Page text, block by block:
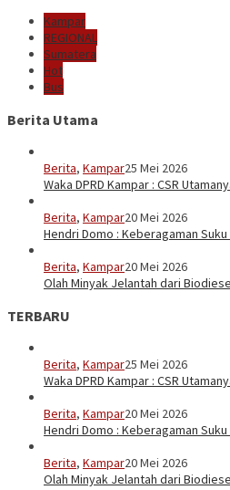
Kampar
REGIONAL
Sumatera
Hot
Bus
Berita Utama
Berita, Kampar25 Mei 2026
Waka DPRD Kampar : CSR
Berita, Kampar20 Mei 2026
Hendri Domo : Keberagaman
Berita, Kampar20 Mei 2026
Olah Minyak Jelantah dari
TERBARU
Berita, Kampar25 Mei 2026
Waka DPRD Kampar : CSR
Berita, Kampar20 Mei 2026
Hendri Domo : Keberagaman
Berita, Kampar20 Mei 2026
Olah Minyak Jelantah dari